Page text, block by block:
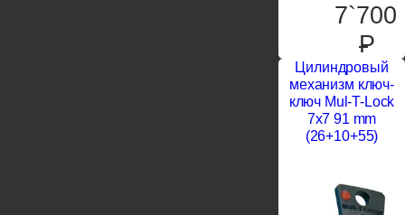
7`700
P
Цилиндровый
механизм ключ-
ключ Mul-T-Lock
7x7 91 mm
(26+10+55)